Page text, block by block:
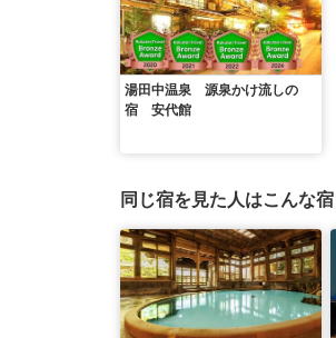
湯田中温泉 源泉かけ流しの
宿 安代館
同じ宿を見た人はこんな